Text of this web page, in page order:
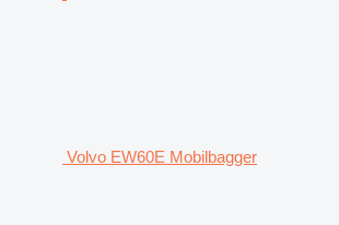
Volvo EW60E Mobilbagger